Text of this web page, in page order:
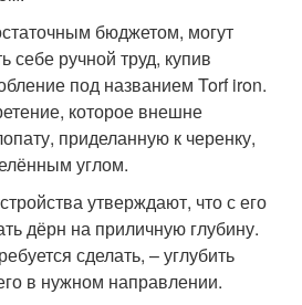
бюджетом, могут
себе ручной труд, купив
под названием Torf iron.
которое внешне
приделанную к черенку,
углом.
утверждают, что с его
дёрн на приличную глубину.
сделать, – углубить
в нужном направлении.